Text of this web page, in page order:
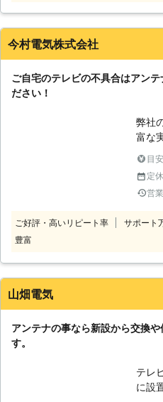
とい
当然
の配
音も
して
があ
【地
は、
で営
リア
ぐに
ンテ
臨機
せ。 鹿児島でテレビアンテナ工事を
くだ
待ち
しで
し付
今村電気株式会社
ご自宅のテレビの不具合はアン
ださい！
弊社
富な
任せ
支障
いたします。
交換
テレ
目
定
営
ご好評・高いリピート率 サポート
豊富
山畑電気
アンテナの事なら新設から交換
す。
テレ
に設